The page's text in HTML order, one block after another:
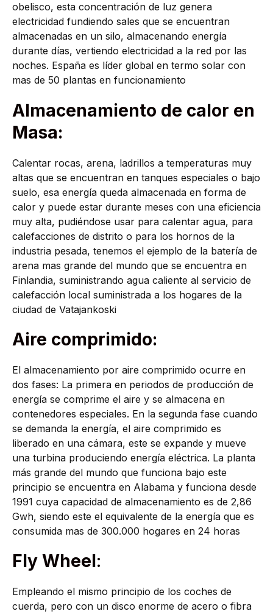
obelisco, esta concentración de luz genera
electricidad fundiendo sales que se encuentran
almacenadas en un silo, almacenando energía
durante días, vertiendo electricidad a la red por las
noches. España es líder global en termo solar con
mas de 50 plantas en funcionamiento
Almacenamiento de calor en
Masa:
Calentar rocas, arena, ladrillos a temperaturas muy
altas que se encuentran en tanques especiales o bajo
suelo, esa energía queda almacenada en forma de
calor y puede estar durante meses con una eficiencia
muy alta, pudiéndose usar para calentar agua, para
calefacciones de distrito o para los hornos de la
industria pesada, tenemos el ejemplo de la batería de
arena mas grande del mundo que se encuentra en
Finlandia, suministrando agua caliente al servicio de
calefacción local suministrada a los hogares de la
ciudad de Vatajankoski
Aire comprimido:
El almacenamiento por aire comprimido ocurre en
dos fases: La primera en periodos de producción de
energía se comprime el aire y se almacena en
contenedores especiales. En la segunda fase cuando
se demanda la energía, el aire comprimido es
liberado en una cámara, este se expande y mueve
una turbina produciendo energía eléctrica. La planta
más grande del mundo que funciona bajo este
principio se encuentra en Alabama y funciona desde
1991 cuya capacidad de almacenamiento es de 2,86
Gwh, siendo este el equivalente de la energía que es
consumida mas de 300.000 hogares en 24 horas
Fly Wheel:
Empleando el mismo principio de los coches de
cuerda, pero con un disco enorme de acero o fibra